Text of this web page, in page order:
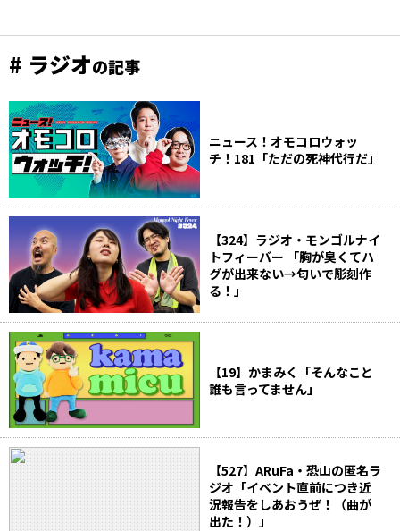
# ラジオの記事
ニュース！オモコロウォッ
チ！181「ただの死神代行だ」
【324】ラジオ・モンゴルナイ
トフィーバー 「胸が臭くてハ
グが出来ない→匂いで彫刻作
る！」
【19】かまみく「そんなこと
誰も言ってません」
【527】ARuFa・恐山の匿名ラ
ジオ「イベント直前につき近
況報告をしあおうぜ！（曲が
出た！）」